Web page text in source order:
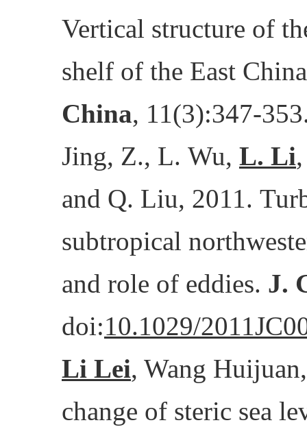
Vertical structure of
shelf of the East
China, 11(3):347-
Jing, Z., L. Wu, L. Li
and Q. Liu, 2011.
subtropical
and role of eddies. J.
doi:10.1029/
Li Lei, Wang
change of steric sea